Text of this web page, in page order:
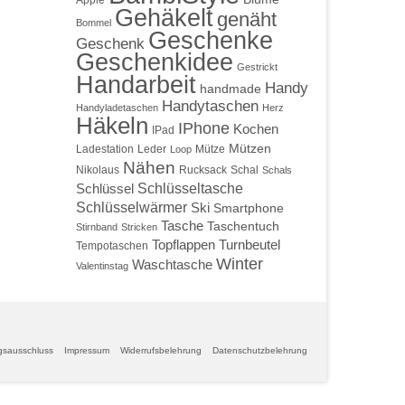
Bommel Gehäkelt genäht
Geschenk Geschenke
Geschenkidee Gestrickt
Handarbeit handmade Handy
Handyladetaschen Handytaschen Herz
Häkeln IPad IPhone Kochen
Ladestation Leder Loop Mütze Mützen
Nikolaus Nähen Rucksack Schal Schals
Schlüssel Schlüsseltasche
Schlüsselwärmer Ski Smartphone
Stirnband Stricken Tasche Taschentuch
Tempotaschen Topflappen Turnbeutel
Valentinstag Waschtasche Winter
Impressum Widerrufsbelehrung Datenschutzbelehrung